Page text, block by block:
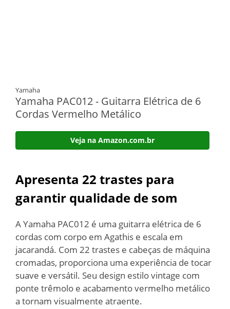
Yamaha
Yamaha PAC012 - Guitarra Elétrica de 6
Cordas Vermelho Metálico
Veja na Amazon.com.br
Apresenta 22 trastes para
garantir qualidade de som
A Yamaha PAC012 é uma guitarra elétrica de 6
cordas com corpo em Agathis e escala em
jacarandá. Com 22 trastes e cabeças de máquina
cromadas, proporciona uma experiência de tocar
suave e versátil. Seu design estilo vintage com
ponte trêmolo e acabamento vermelho metálico
a tornam visualmente atraente.